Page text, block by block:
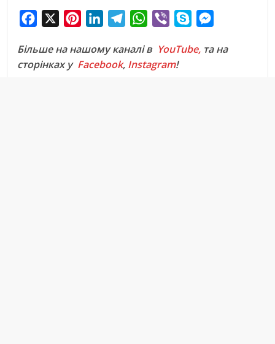
c
e
n
t
n
k
l
e
W
a
t
b
e
y
s
Більше на нашому каналі в YouTube, та на
сторінках у Facebook, Instagram!